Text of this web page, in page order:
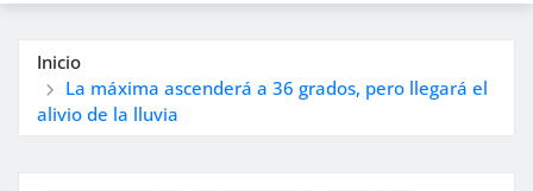
Inicio
La máxima ascenderá a 36 grados, pero llegará el
alivio de la lluvia